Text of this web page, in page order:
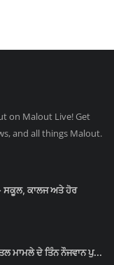
on Malout Live! Get
and all things Malout.
ਸਕੂਲ, ਕਾਲਜ ਅਤੇ ਹੋਰ
ਮਾਮਲੇ ਦੇ ਤਿੰਨ ਨੌਜਵਾਨ ਪੁ...